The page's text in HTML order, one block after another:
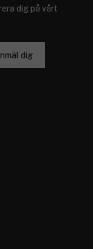
dig på vårt
dig